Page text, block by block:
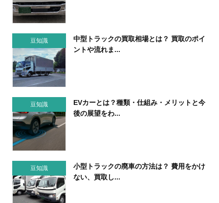
豆知識
中型トラックの買取相場とは？ 買取のポイ
ントや流れま...
豆知識
EVカーとは？種類・仕組み・メリットと今
後の展望をわ...
豆知識
小型トラックの廃車の方法は？ 費用をかけ
ない、買取し...